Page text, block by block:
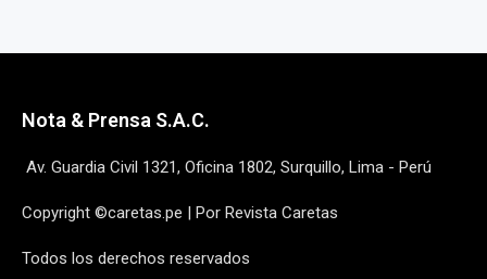
Nota & Prensa S.A.C.
Av. Guardia Civil 1321, Oficina 1802, Surquillo, Lima - Perú
Copyright ©caretas.pe | Por Revista Caretas
Todos los derechos reservados